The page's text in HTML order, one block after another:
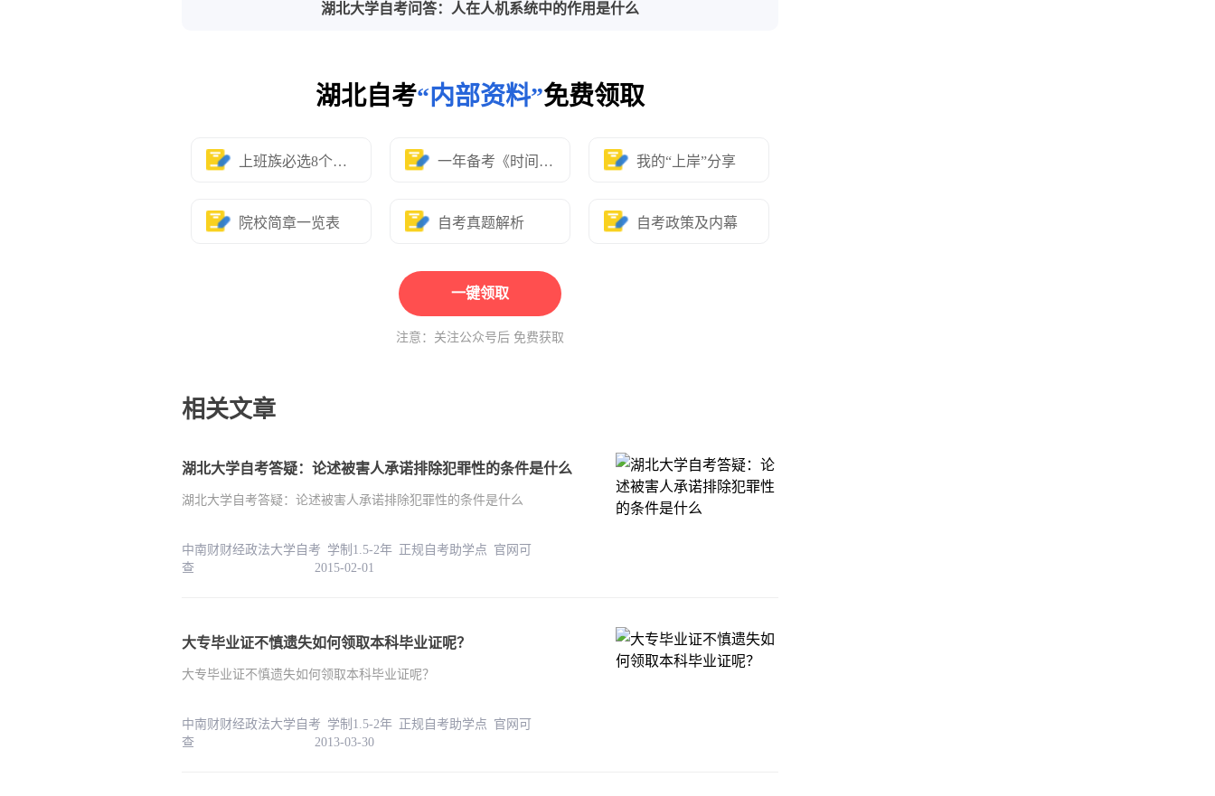
湖北大学自考问答：人在人机系统中的作用是什么
湖北自考“内部资料”免费领取
上班族必选8个专业 一年备考《时间表》 我的“上岸”分享
院校简章一览表 自考真题解析 自考政策及内幕
一键领取
注意：关注公众号后 免费获取
相关文章
湖北大学自考答疑：论述被害人承诺排除犯罪性的条件是什么
湖北大学自考答疑：论述被害人承诺排除犯罪性的条件是什么
中南财财经政法大学自考 学制1.5-2年 正规自考助学点 官网可
查 2015-02-01
大专毕业证不慎遗失如何领取本科毕业证呢？
大专毕业证不慎遗失如何领取本科毕业证呢？
中南财财经政法大学自考 学制1.5-2年 正规自考助学点 官网可
查 2013-03-30